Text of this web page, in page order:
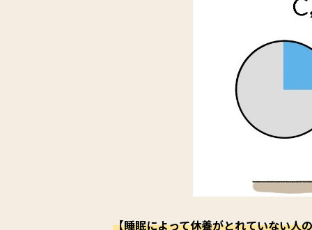
【睡眠によって休養がとれていない人